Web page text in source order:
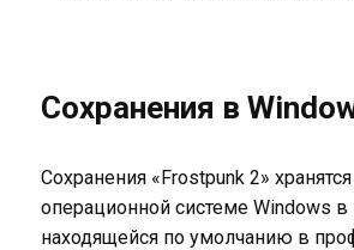
Сохранения в
Сохранения «Frostpunk 2»
операционной системе Windows в
находящейся по умолчанию в